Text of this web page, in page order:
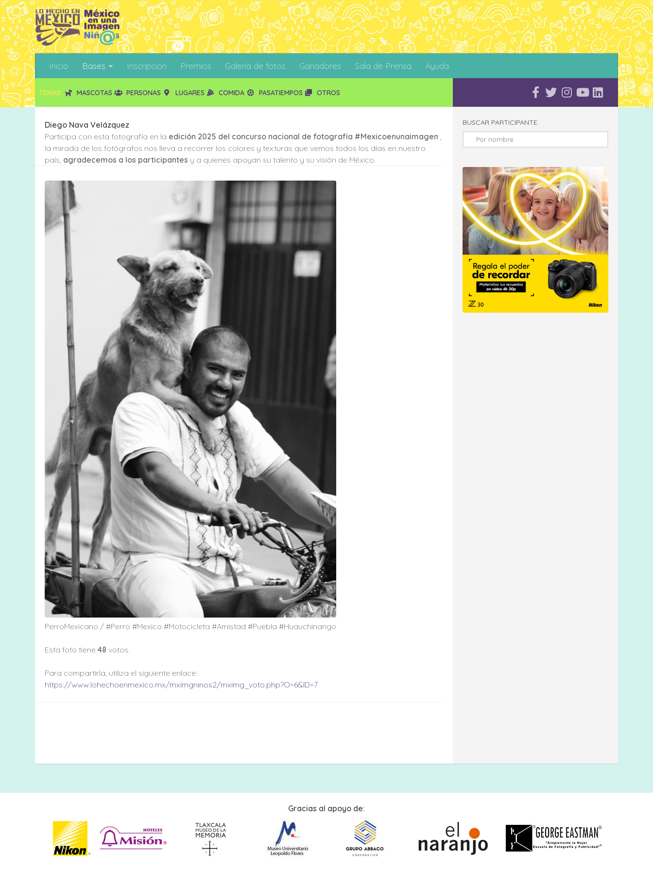
Inicio Bases Inscripción Premios Galería de fotos Ganadores Sala de Prensa Ayuda
TEMAS: MASCOTAS PERSONAS LUGARES COMIDA PASATIEMPOS OTROS
Diego Nava Velázquez
Participa con esta fotografía en la edición 2025 del concurso nacional de fotografía #Mexicoenunaimagen
la mirada de los fotógrafos nos lleva a recorrer los colores y texturas que vemos todos los días en nuestro
país, agradecemos a los participantes y a quienes apoyan su talento y su visión de México.
PerroMexicano / #Perro #Mexico #Motocicleta #Amistad #Puebla #Huauchinango
Esta foto tiene 48 votos.
Para compartirla, utiliza el siguiente enlace:
https://www.lohechoenmexico.mx/mximgninos2/mximg_voto.php?O=6&ID=7
BUSCAR PARTICIPANTE:
Gracias al apoyo de: